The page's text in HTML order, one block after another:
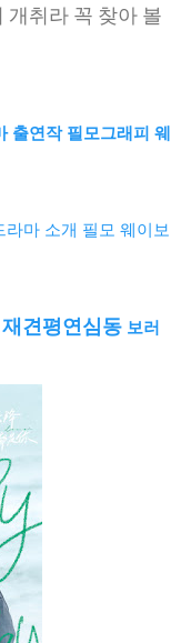
개취라 꼭 찾아 볼
출연작 필모그래피 웨
마 소개 필모 웨이보
재견평연심동 보러